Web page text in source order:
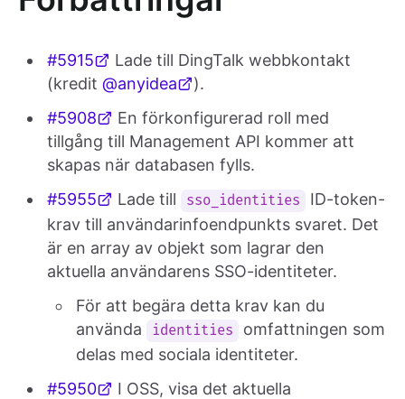
#5915
Lade till DingTalk webbkontakt
(kredit @anyidea
).
#5908
En förkonfigurerad roll med
tillgång till Management API kommer att
skapas när databasen fylls.
#5955
Lade till sso_identities
ID-token-
krav till användarinfoendpunkts svaret. Det
är en array av objekt som lagrar den
aktuella användarens SSO-identiteter.
För att begära detta krav kan du
använda
identities
omfattningen som
delas med sociala identiteter.
#5950
I OSS, visa det aktuella